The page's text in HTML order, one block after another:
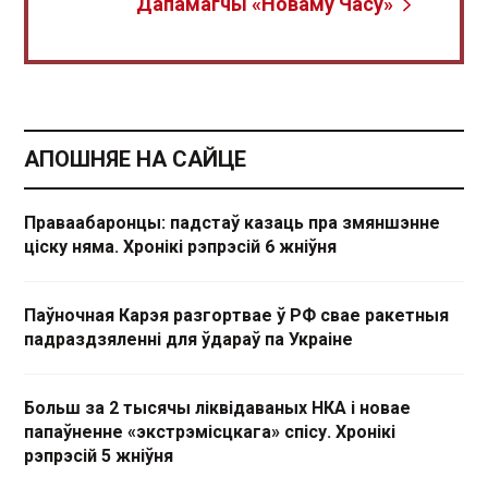
АПОШНЯЕ НА САЙЦЕ
Праваабаронцы: падстаў казаць пра змяншэнне
ціску няма. Хронікі рэпрэсій 6 жніўня
Паўночная Карэя разгортвае ў РФ свае ракетныя
падраздзяленні для ўдараў па Украіне
Больш за 2 тысячы ліквідаваных НКА і новае
папаўненне «экстрэмісцкага» спісу. Хронікі
рэпрэсій 5 жніўня